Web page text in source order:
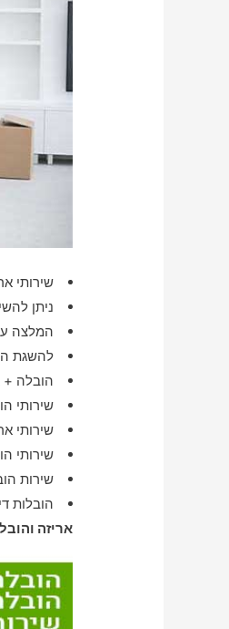
שירותי
ניתן
המלצה
להשגת
הובלה +
שירותי
שירותי
שירותי
שירות
הובלות
אריזה